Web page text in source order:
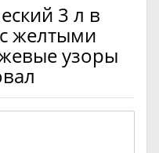
3 л в
желтыми
узоры